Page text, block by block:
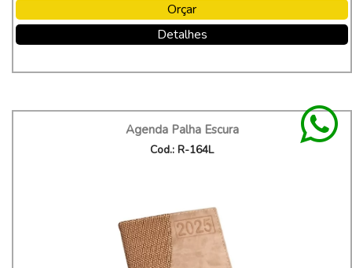
Orçar
Detalhes
Agenda Palha Escura
Cod.: R-164L